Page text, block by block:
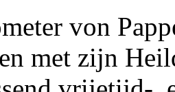
von
met zijn